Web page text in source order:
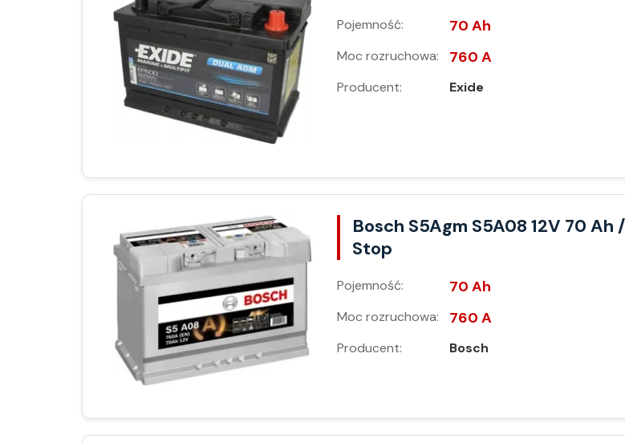
Pojemność: 70 Ah
Moc rozruchowa: 760 A
Producent: Exide
Bosch S5Agm S5A08 12V 70
Stop
Pojemność: 70 Ah
Moc rozruchowa: 760 A
Producent: Bosch